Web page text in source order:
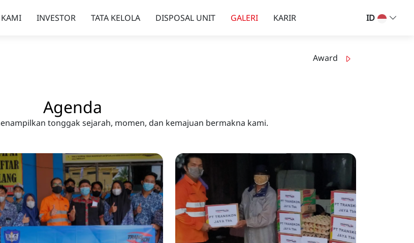
INVESTOR TATA KELOLA DISPOSAL UNIT GALERI KARIR ID
Award
Agenda
tonggak sejarah, momen, dan kemajuan bermakna kami.